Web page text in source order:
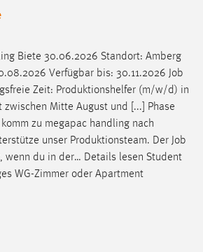
Biete 30.06.2026 Standort: Amberg
Verfügbar bis: 30.11.2026 Job
Zeit: Produktionshelfer (m/w/d) in
zwischen Mitte August und [...] Phase
zu megapac handling nach
unser Produktionsteam. Der Job
wenn du in der… Details lesen Student
WG-Zimmer oder Apartment
preference
die gewählte Sprache der Website.
MIBEW_UserID, mibew_locale, mibew-